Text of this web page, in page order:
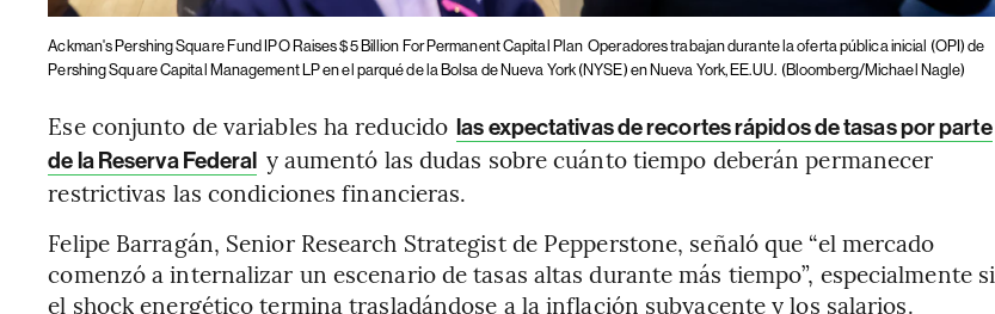
Ackman's Pershing Square Fund IPO Raises $5 Billion For Permanent Capital Plan Operadores trabajan durante la oferta pública inicial (OPI) de
Pershing Square Capital Management LP en el parqué de la Bolsa de Nueva York (NYSE) en Nueva York, EE.UU. (Bloomberg/Michael Nagle)
Ese conjunto de variables ha reducido las expectativas de recortes rápidos de tasas por parte
de la Reserva Federal y aumentó las dudas sobre cuánto tiempo deberán permanecer
restrictivas las condiciones financieras.
Felipe Barragán, Senior Research Strategist de Pepperstone, señaló que “el mercado
comenzó a internalizar un escenario de tasas altas durante más tiempo”, especialmente si
el shock energético termina trasladándose a la inflación subyacente y los salarios.